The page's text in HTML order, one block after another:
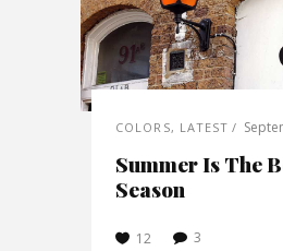
COLORS, LATEST
Summer Is The
Season
12 3